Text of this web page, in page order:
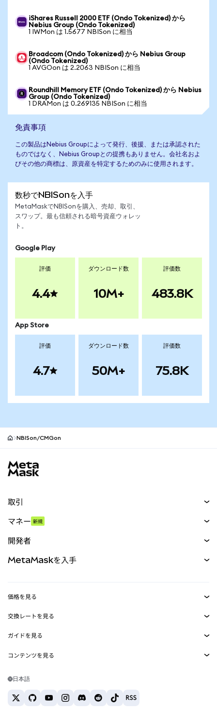
iShares Russell 2000 ETF (Ondo Tokenized) から
Nebius Group (Ondo Tokenized)
1 IWMon は 1.5677 NBISon に相当
Broadcom (Ondo Tokenized) から Nebius Group
(Ondo Tokenized)
1 AVGOon は 2.2063 NBISon に相当
Roundhill Memory ETF (Ondo Tokenized) から Nebius
Group (Ondo Tokenized)
1 DRAMon は 0.269135 NBISon に相当
免責事項
この製品はNebius Groupによって発行、後援、または承認された
ものではなく、Nebius Groupとの提携もありません。会社名およ
びその他の商標は、原資産を特定するためのみに使用されます。
数秒でNBISonを入手
MetaMaskでNBISonを購入、売却、取引、
スワップ。最も信頼される暗号資産ウォレッ
ト。
Google Play
評価
4.4
ダウンロード数
10M+
評価数
483.8K
App Store
評価
4.7
ダウンロード数
50M+
評価数
75.8K
NBISon/CMGon
取引
パーペチュアル
RWA
マネー 新規
開発者
MetaMask Connect
Snaps
Web3サービス
MetaMaskを入手
セキュリティ
サポート
キャリア
お問い合わせ
価格を見る
イーサリアムの価格
Solanaの価格
Tetherの価格
交換レートを見る
ETH→USD
USDT→INR
BTC→INR
ETH→USDT
ガイドを見る
ETHの購入
USDTの購入
コンテンツを見る
Solanaウォレット
日本語